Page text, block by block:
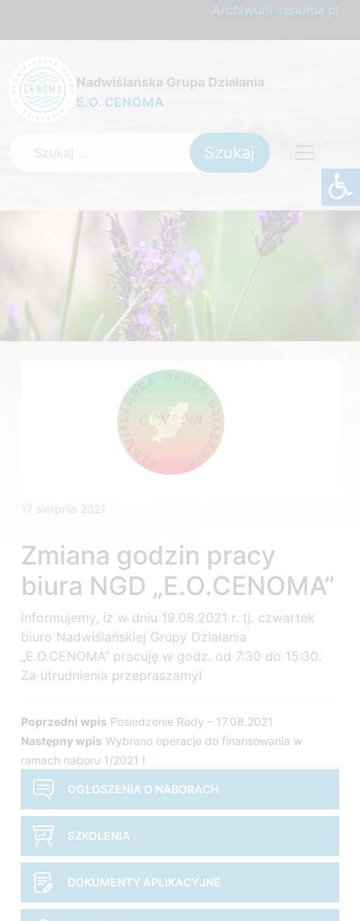
Archiwum cenoma.pl
Nadwiślańska Grupa Działania
E.O. CENOMA
17 sierpnia 2021
Zmiana godzin pracy
biura NGD „E.O.CENOMA”
Informujemy, iż w dniu 19.08.2021 r. tj. czwartek
biuro Nadwiślańskiej Grupy Działania
„E.O.CENOMA” pracuję w godz. od 7:30 do 15:30.
Za utrudnienia przepraszamy!
Nawigacja
wpisu
Poprzedni wpis Posiedzenie Rady – 17.08.2021
Następny wpis Wybrano operacje do finansowania w
ramach naboru 1/2021 !
OGŁOSZENIA O NABORACH
SZKOLENIA
DOKUMENTY APLIKACYJNE